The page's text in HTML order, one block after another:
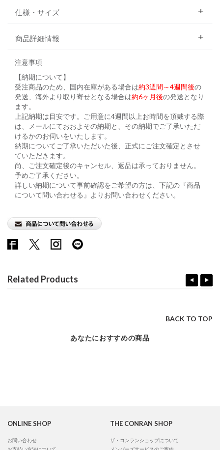
仕様・サイズ
商品詳細情報
注意事項
【納期について】
受注商品のため、国内在庫がある場合は約3週間～4週間後の
発送、海外より取り寄せとなる場合は約6ヶ月後の発送となり
ます。
上記納期は目安です。ご用意に4週間以上お時間を頂戴する際
は、メールにておおよその納期と、その納期でご了承いただ
けるかのお伺いをいたします。
納期についてご了承いただいた後、正式にご注文確定とさせ
ていただきます。
尚、ご注文確定後のキャンセル、返品は承っておりません。
予めご了承ください。
詳しい納期について事前確認をご希望の方は、下記の『商品
について問い合わせる』よりお問い合わせください。
Related Products
BACK TO TOP
あなたにおすすめの商品
ONLINE SHOP
お問い合わせ
THE CONRAN SHOP
ザ・コンランショップについて